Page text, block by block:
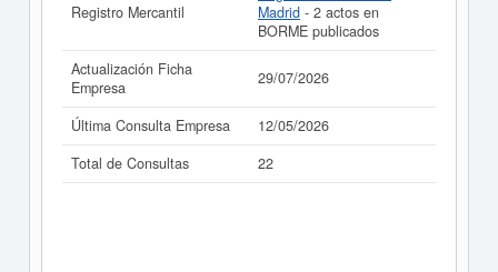
Registro Mercantil
Madrid - 2 actos en
BORME publicados
Actualización Ficha
Empresa
29/07/2026
Última Consulta Empresa
12/05/2026
Total de Consultas
22